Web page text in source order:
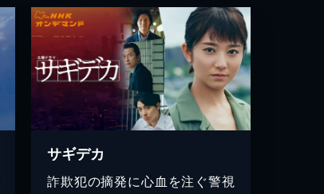
サギデカ
詐欺犯の摘発に心血を注ぐ警視